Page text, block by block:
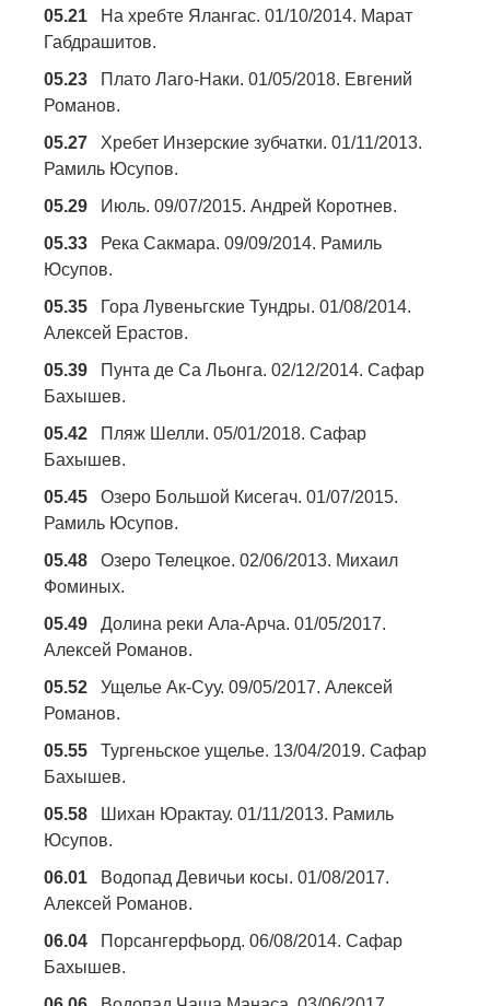
05.21 На хребте Ялангас. 01/10/2014. Марат
Габдрашитов.
05.23 Плато Лаго-Наки. 01/05/2018. Евгений
Романов.
05.27 Хребет Инзерские зубчатки. 01/11/2013.
Рамиль Юсупов.
05.29 Июль. 09/07/2015. Андрей Коротнев.
05.33 Река Сакмара. 09/09/2014. Рамиль
Юсупов.
05.35 Гора Лувеньгские Тундры. 01/08/2014.
Алексей Ерастов.
05.39 Пунта де Са Льонга. 02/12/2014. Сафар
Бахышев.
05.42 Пляж Шелли. 05/01/2018. Сафар
Бахышев.
05.45 Озеро Большой Кисегач. 01/07/2015.
Рамиль Юсупов.
05.48 Озеро Телецкое. 02/06/2013. Михаил
Фоминых.
05.49 Долина реки Ала-Арча. 01/05/2017.
Алексей Романов.
05.52 Ущелье Ак-Суу. 09/05/2017. Алексей
Романов.
05.55 Тургеньское ущелье. 13/04/2019. Сафар
Бахышев.
05.58 Шихан Юрактау. 01/11/2013. Рамиль
Юсупов.
06.01 Водопад Девичьи косы. 01/08/2017.
Алексей Романов.
06.04 Порсангерфьорд. 06/08/2014. Сафар
Бахышев.